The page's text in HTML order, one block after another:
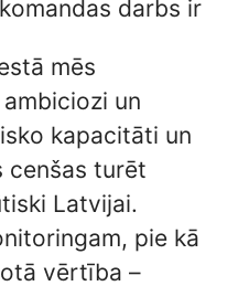
darbs ir
mēs
un
kapacitāti un
cenšas turēt
Latvijai.
pie kā
vērtība –